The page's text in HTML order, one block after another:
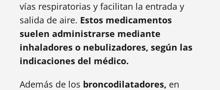
vías respiratorias y facilitan la entrada y
salida de aire. Estos medicamentos
suelen administrarse mediante
inhaladores o nebulizadores, según las
indicaciones del médico.
Además de los broncodilatadores, en